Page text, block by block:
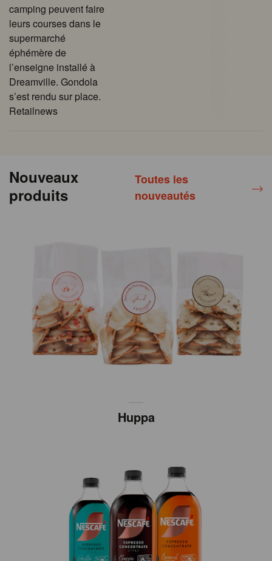
camping peuvent faire
leurs courses dans le
supermarché
éphémère de
l’enseigne installé à
Dreamville. Gondola
s’est rendu sur place.
Retailnews
Nouveaux
produits
Toutes les
nouveautés
Huppa